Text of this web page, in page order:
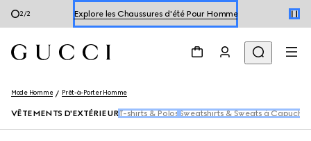
1/2 Explorer les Chaussures d'été Pour Femme
Mode Homme Prêt-à-Porter Homme
VÊTEMENTS D'EXTÉRIEURT-shirts & Polos Sweatshirts & Sweats à Capuche